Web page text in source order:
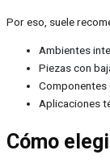
Por eso, suele
Ambientes
Piezas con
Aplicaciones
Cómo